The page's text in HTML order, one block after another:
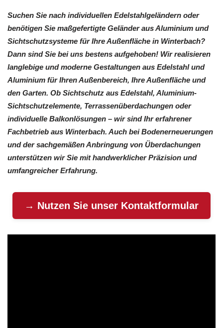
Suchen Sie nach individuellen Edelstahlgeländern oder
benötigen Sie maßgefertigte Geländer aus Aluminium und
Sichtschutzsysteme für Ihre Außenfläche in Winterbach?
Dann sind Sie bei uns bestens aufgehoben! Wir realisieren
langlebige und moderne Gestaltungen aus Edelstahl und
Aluminium für Ihren Außenbereich, Ihre Außenfläche und
den Garten. Ob Sichtschutz aus Edelstahl, Aluminium-
Sichtschutzelemente, Terrassenüberdachungen oder
individuelle Balkonlösungen – wir sind Ihr erfahrener
Fachbetrieb aus Winterbach. Auch bei Bodenerneuerungen
und der sachgemäßen Anbringung von Überdachungen
unterstützen wir Sie mit handwerklicher Präzision und
umfangreicher Erfahrung.
→ Nutzen Sie unser Kontaktformular